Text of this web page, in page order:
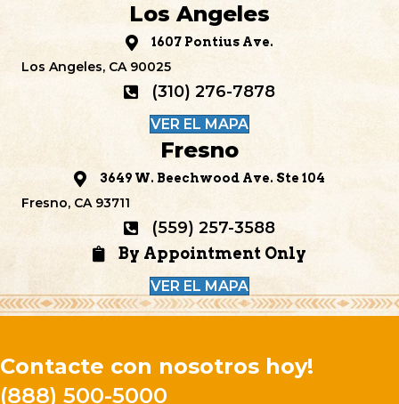
Los Angeles
1607 Pontius Ave.
Los Angeles, CA 90025
(310) 276-7878
VER EL MAPA
Fresno
3649 W. Beechwood Ave. Ste 104
Fresno, CA 93711
(559) 257-3588
By Appointment Only
VER EL MAPA
Contacte con nosotros hoy!
(888) 500-5000